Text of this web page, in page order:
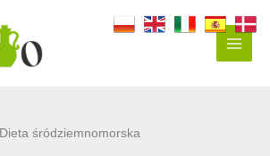
Dieta śródziemnomorska